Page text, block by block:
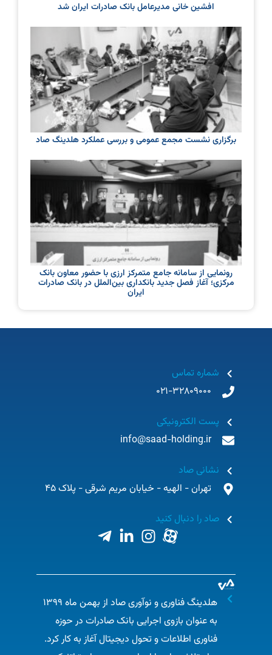
افشین خانی مدیرعامل بانک صادرات ایران شد
برگزاری نشست مجمع عمومی و بررسی عملکرد هلدینگ صاد
رونمایی از سامانه جامع متمرکز ارزی با حضور معاون بانک
مرکزی؛ آغاز فصل جدید بانکداری بین‌الملل در بانک صادرات
ایران
شماره تماس
021-32809000
پست الکترونیکی
info@saad-holding.ir
نشانی صاد
تهران - الهیه - خیابان مریم شرقی - پلاک 45
صاد را دنبال کنید
هلدینگ فناوری و نوآوری صاد از بهمن ماه ۱۳۹۹
به عنوان بازوی اجرایی بانک صادرات در حوزه
فناوری اطلاعات و تحول دیجیتال آغاز به کار کرد.